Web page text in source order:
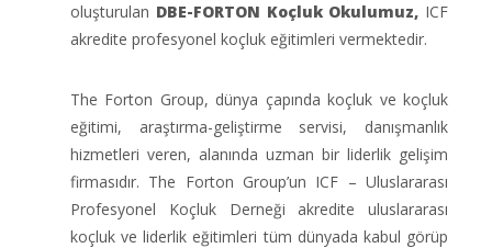
oluşturulan DBE-FORTON Koçluk Okulumuz, ICF
akredite profesyonel koçluk eğitimleri vermektedir.
The Forton Group, dünya çapında koçluk ve koçluk
eğitimi, araştırma-geliştirme servisi, danışmanlık
hizmetleri veren, alanında uzman bir liderlik gelişim
firmasıdır. The Forton Group’un ICF – Uluslararası
Profesyonel Koçluk Derneği akredite uluslararası
koçluk ve liderlik eğitimleri tüm dünyada kabul görüp